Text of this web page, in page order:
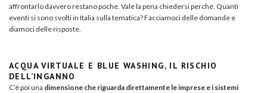
affrontarlo davvero restano poche. Vale la pena chiedersi perché. Quanti
eventi si sono svolti in Italia sulla tematica? Facciamoci delle domande e
diamoci delle risposte.
ACQUA VIRTUALE E BLUE WASHING, IL RISCHIO
DELL’INGANNO
C’è poi una dimensione che riguarda direttamente le imprese e i sistemi